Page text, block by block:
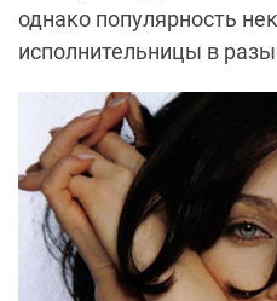
однако популярность
исполнительницы в